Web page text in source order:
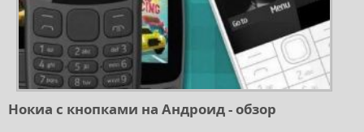
Нокиа с кнопками на Андроид - обзор